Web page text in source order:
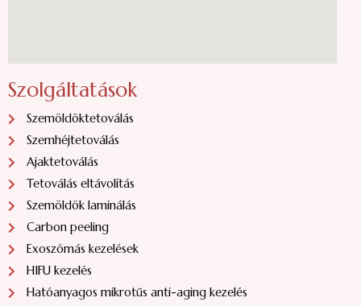
Szolgáltatások
Szemöldöktetoválás
Szemhéjtetoválás
Ajaktetoválás
Tetoválás eltávolítás
Szemöldök laminálás
Carbon peeling
Exoszómás kezelések
HIFU kezelés
Hatóanyagos mikrotűs anti-aging kezelés